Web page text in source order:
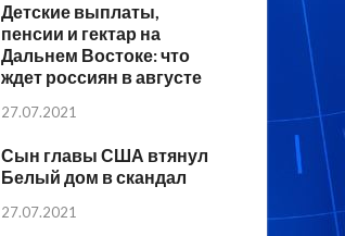
Детские выплаты,
пенсии и гектар на
Дальнем Востоке: что
ждет россиян в августе
27.07.2021
Сын главы США втянул
Белый дом в скандал
27.07.2021